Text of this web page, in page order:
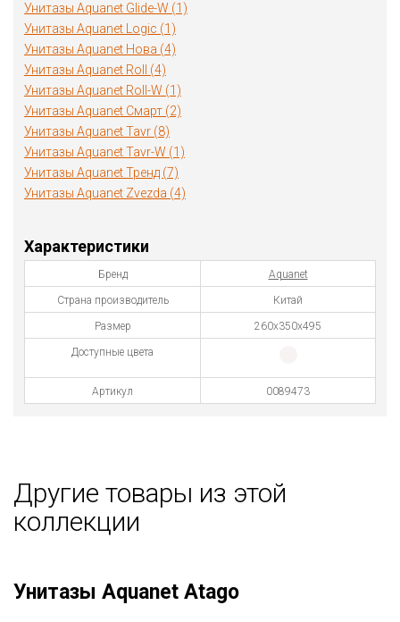
Унитазы Aquanet Glide-W (1)
Унитазы Aquanet Logic (1)
Унитазы Aquanet Нова (4)
Унитазы Aquanet Roll (4)
Унитазы Aquanet Roll-W (1)
Унитазы Aquanet Смарт (2)
Унитазы Aquanet Tavr (8)
Унитазы Aquanet Tavr-W (1)
Унитазы Aquanet Тренд (7)
Унитазы Aquanet Zvezda (4)
Характеристики
Бренд Aquanet
Страна производитель Китай
Размер 260х350х495
Доступные цвета
Артикул 0089473
Другие товары из этой
коллекции
Унитазы Aquanet Atago